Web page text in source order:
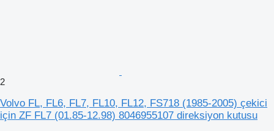
2
Volvo FL, FL6, FL7, FL10, FL12, FS718 (1985-2005) çekici
için ZF FL7 (01.85-12.98) 8046955107 direksiyon kutusu